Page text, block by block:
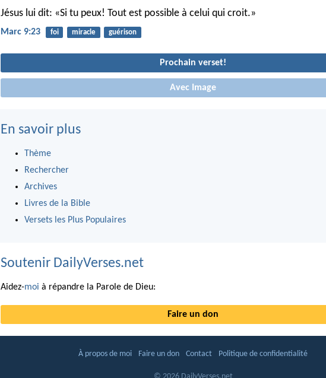
Jésus lui dit: «Si tu peux! Tout est possible à celui qui croit.»
Marc 9:23 foi miracle guérison
Prochain verset!
Avec Image
En savoir plus
Thème
Rechercher
Archives
Livres de la Bible
Versets les Plus Populaires
Soutenir DailyVerses.net
Aidez-moi à répandre la Parole de Dieu:
Faire un don
À propos de moi Faire un don Contact Politique de confidentialité